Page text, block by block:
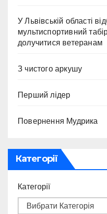
У Львівській області
мультиспортивний
долучитися ветеранам
З чистого аркушу
Перший лідер
Повернення Мудрика
Категорії
Категорії